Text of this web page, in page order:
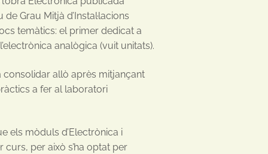
Grau Mitjà d’Instal·lacions
temàtics: el primer dedicat a
analògica (vuit unitats).
consolidar allò après mitjançant
a fer al laboratori
els mòduls d’Electrònica i
curs, per això s’ha optat per